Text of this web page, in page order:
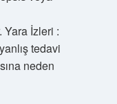
İzleri :
tedavi
neden